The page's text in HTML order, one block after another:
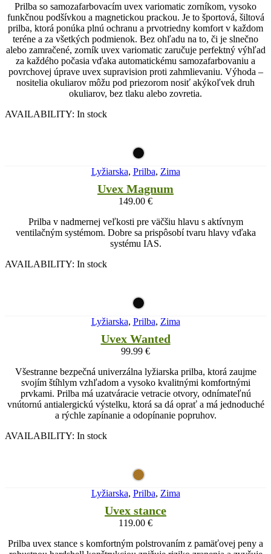
Prilba so samozafarbovacím uvex variomatic zorníkom, vysoko
funkčnou podšívkou a magnetickou prackou. Je to športová, šiltová
prilba, ktorá ponúka plnú ochranu a prvotriedny komfort v každom
teréne a za všetkých podmienok. Bez ohľadu na to, či je slnečno
alebo zamračené, zorník uvex variomatic zaručuje perfektný výhľad
za každého počasia vďaka automatickému samozafarbovaniu a
povrchovej úprave uvex supravision proti zahmlievaniu. Výhoda –
nositelia okuliarov môžu pod priezorom nosiť akýkoľvek druh
okuliarov, bez tlaku alebo zovretia.
AVAILABILITY: In stock
Lyžiarska, Prilba, Zima
Uvex Magnum
149.00 €
Prilba v nadmernej veľkosti pre väčšiu hlavu s aktívnym
ventilačným systémom. Dobre sa prispôsobí tvaru hlavy vďaka
systému IAS.
AVAILABILITY: In stock
Lyžiarska, Prilba, Zima
Uvex Wanted
99.99 €
Všestranne bezpečná univerzálna lyžiarska prilba, ktorá zaujme
svojím štíhlym vzhľadom a vysoko kvalitnými komfortnými
prvkami. Prilba má uzatváracie vetracie otvory, odnímateľnú
vnútornú antialergickú výstelku, ktorá sa dá oprať a má jednoduché
a rýchle zapínanie a odopínanie popruhov.
AVAILABILITY: In stock
Lyžiarska, Prilba, Zima
Uvex stance
119.00 €
Prilba uvex stance s komfortným polstrovaním z pamäťovej peny a